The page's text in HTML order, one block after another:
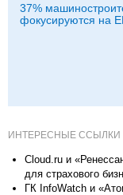
37%
фокусируются на
ИНТЕРЕСНЫЕ ССЫЛКИ
Cloud.ru и
для страхового
ГК InfoWatch и